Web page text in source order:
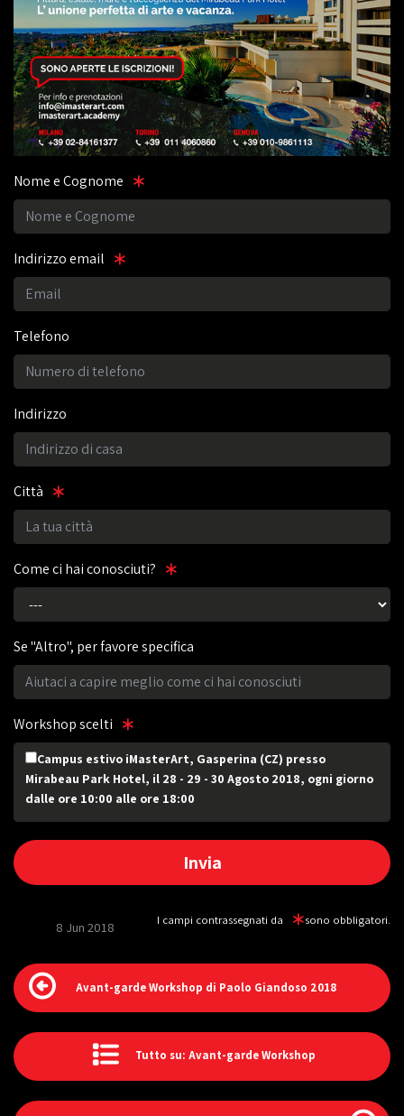
Nome e Cognome
Indirizzo email
Telefono
Indirizzo
Città
Come ci hai conosciuti?
Se "Altro", per favore specifica
Workshop scelti
Campus estivo iMasterArt, Gasperina (CZ) presso
Mirabeau Park Hotel, il 28 - 29 - 30 Agosto 2018, ogni giorno
dalle ore 10:00 alle ore 18:00
I campi contrassegnati da sono obbligatori.
8 Jun 2018
Avant-garde Workshop di Paolo Giandoso 2018
Tutto su: Avant-garde Workshop